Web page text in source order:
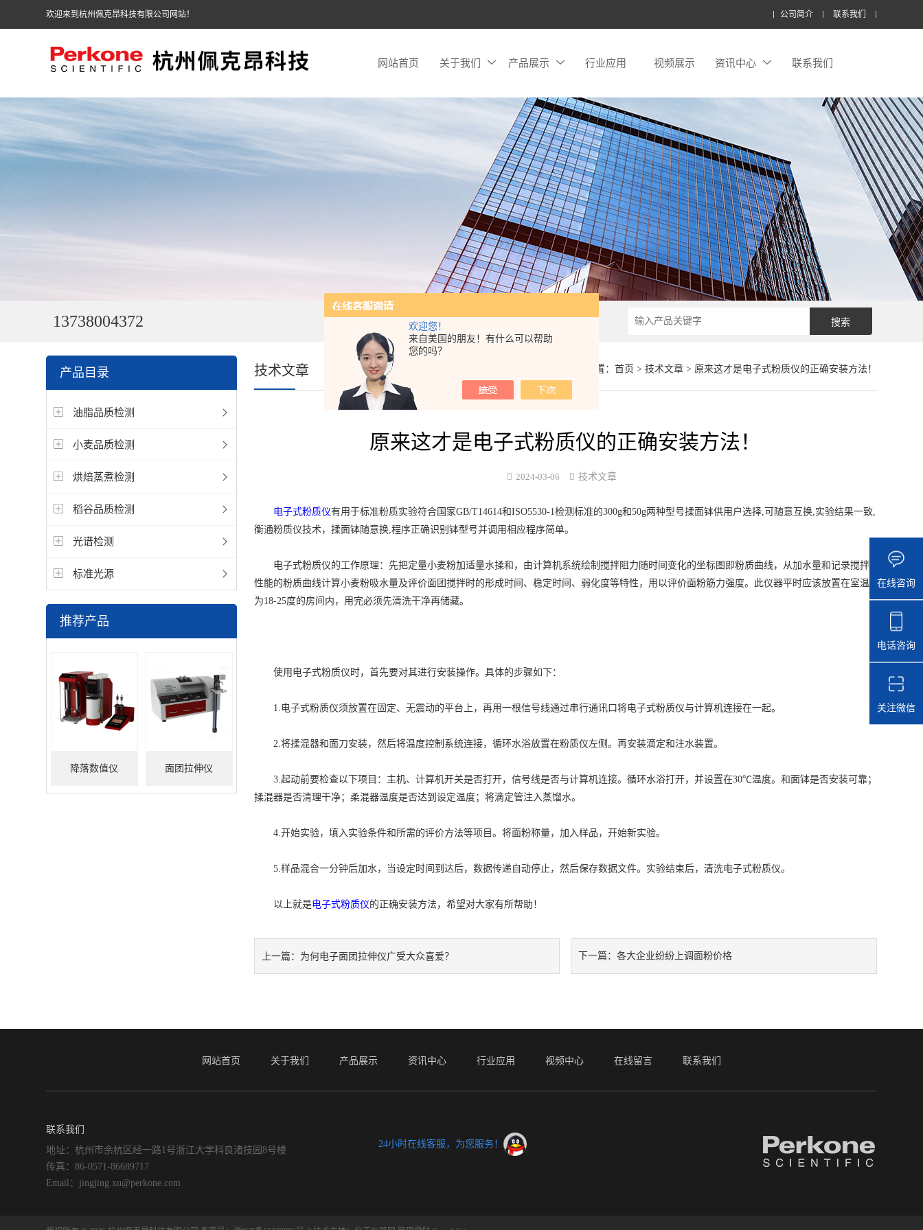
欢迎您！
来自美国的朋友！有什么可以帮助
您的吗？
欢迎来到杭州佩克昂科技有限公司网站！ 公司简介 联系我们
网站首页 关于我们 产品展示 行业应用 视频展示 资讯中心 联系我们
13738004372
产品目录
油脂品质检测
小麦品质检测
烘焙蒸煮检测
稻谷品质检测
光谱检测
标准光源
推荐产品
降落数值仪 面团拉伸仪
你的位置： 首页 > 技术文章> 原来这才是电子式粉质仪的正确安装方法！
技术文章
原来这才是电子式粉质仪的正确安装方法！
2024-03-06 技术文章
电子式粉质仪有用于标准粉质实验符合国家GB/T14614和ISO5530-1检测标准的300g和50g两种型号揉面钵供用户选择,可随意互换,实验结果一致,
衡通粉质仪技术，揉面钵随意换,程序正确识别钵型号并调用相应程序简单。
电子式粉质仪的工作原理：先把定量小麦粉加适量水揉和，由计算机系统绘制搅拌阻力随时间变化的坐标图即粉质曲线，从加水量和记录搅拌
性能的粉质曲线计算小麦粉吸水量及评价面团搅拌时的形成时间、稳定时间、弱化度等特性，用以评价面粉筋力强度。此仪器平时应该放置在室温
为18-25度的房间内，用完必须先清洗干净再储藏。
使用电子式粉质仪时，首先要对其进行安装操作。具体的步骤如下：
1.电子式粉质仪须放置在固定、无震动的平台上，再用一根信号线通过串行通讯口将电子式粉质仪与计算机连接在一起。
2.将揉混器和面刀安装，然后将温度控制系统连接，循环水浴放置在粉质仪左侧。再安装滴定和注水装置。
3.起动前要检查以下项目：主机、计算机开关是否打开，信号线是否与计算机连接。循环水浴打开，并设置在30℃温度。和面钵是否安装可靠；
揉混器是否清理干净；柔混器温度是否达到设定温度；将滴定管注入蒸馏水。
4.开始实验，填入实验条件和所需的评价方法等项目。将面粉称量，加入样品，开始新实验。
5.样品混合一分钟后加水，当设定时间到达后，数据传递自动停止，然后保存数据文件。实验结束后，清洗电子式粉质仪。
以上就是电子式粉质仪的正确安装方法，希望对大家有所帮助！
上一篇： 为何电子面团拉伸仪广受大众喜爱？ 下一篇：各大企业纷纷上调面粉价格
网站首页 关于我们 产品展示 资讯中心 行业应用 视频中心 在线留言 联系我们
联系我们
地址：杭州市余杭区经一路1号浙江大学科良渚技园8号楼
传真：86-0571-86689717
Email：jingjing.xu@perkone.com
24小时在线客服，为您服务！
在线咨询
电话咨询
关注微信